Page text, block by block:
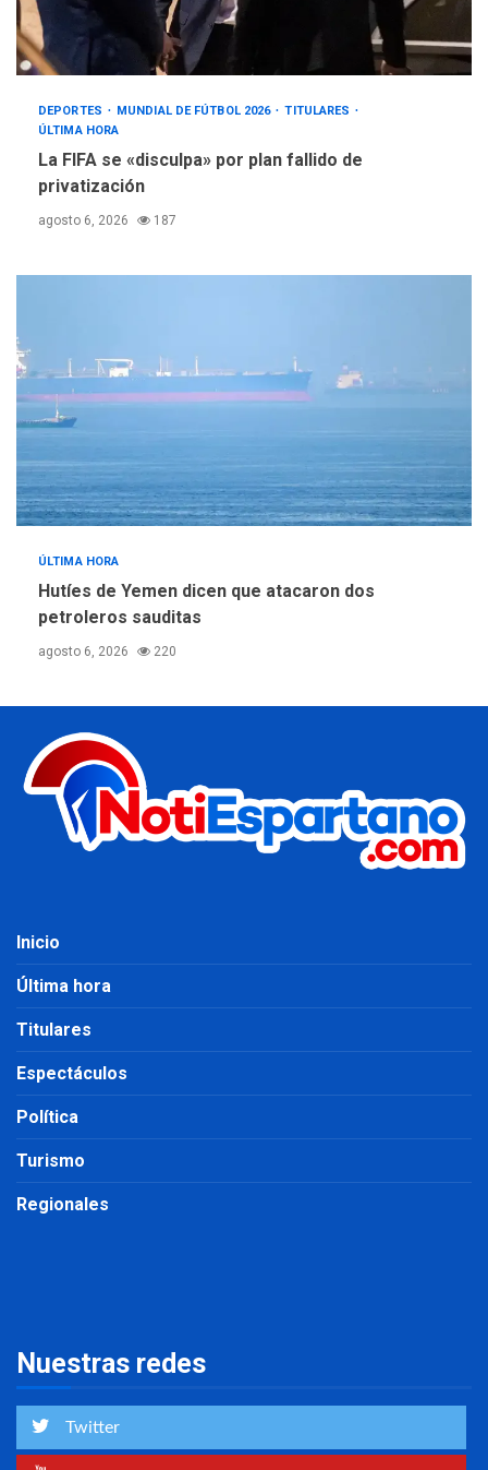
DEPORTES MUNDIAL DE FÚTBOL 2026
TITULARES
ÚLTIMA HORA
La FIFA se «disculpa» por plan fallido de
privatización
agosto 6, 2026 187
ÚLTIMA HORA
Hutíes de Yemen dicen que atacaron dos
petroleros sauditas
agosto 6, 2026 220
Inicio
Última hora
Titulares
Espectáculos
Política
Turismo
Regionales
Nuestras redes
Twitter